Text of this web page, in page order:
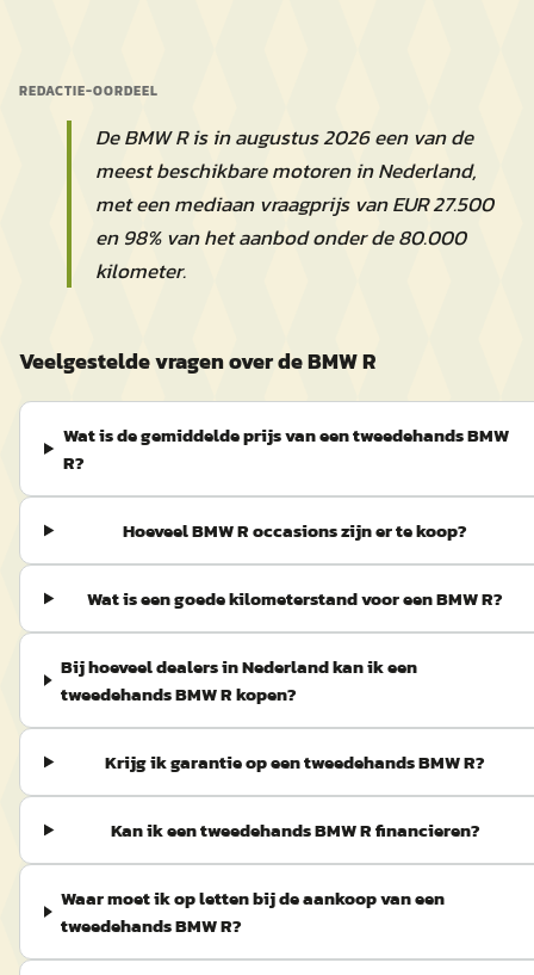
REDACTIE-OORDEEL
De BMW R is in augustus 2026 een van de
meest beschikbare motoren in Nederland,
met een mediaan vraagprijs van EUR 27.500
en 98% van het aanbod onder de 80.000
kilometer.
Veelgestelde vragen over de BMW R
Wat is de gemiddelde prijs van een tweedehands BMW
R?
Hoeveel BMW R occasions zijn er te koop?
Wat is een goede kilometerstand voor een BMW R?
Bij hoeveel dealers in Nederland kan ik een
tweedehands BMW R kopen?
Krijg ik garantie op een tweedehands BMW R?
Kan ik een tweedehands BMW R financieren?
Waar moet ik op letten bij de aankoop van een
tweedehands BMW R?